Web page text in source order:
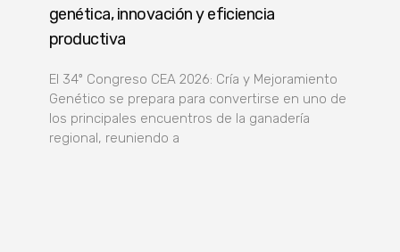
genética, innovación y eficiencia
productiva
El 34º Congreso CEA 2026: Cría y Mejoramiento
Genético se prepara para convertirse en uno de
los principales encuentros de la ganadería
regional, reuniendo a